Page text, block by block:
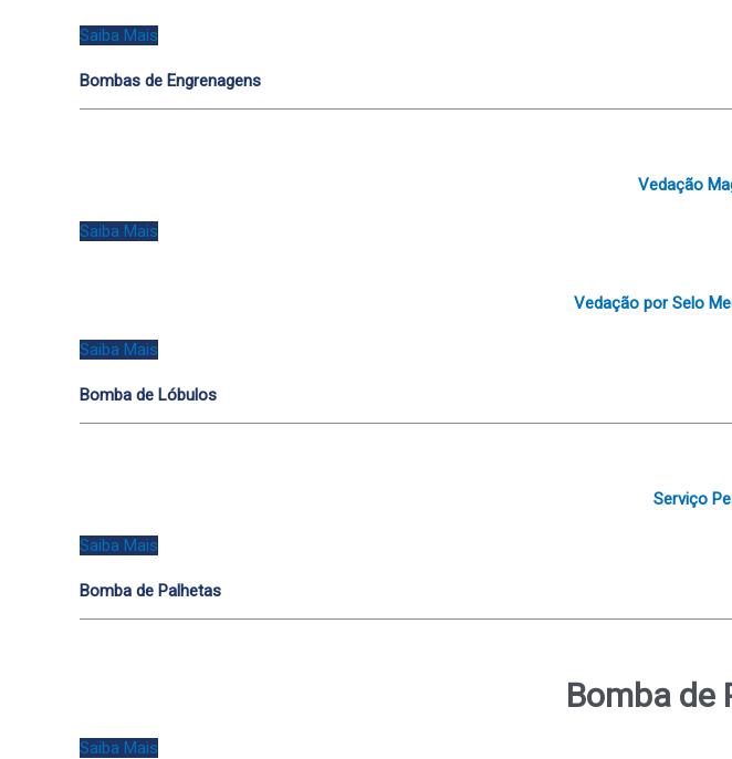
Saiba Mais
Bombas de Engrenagens
Vedação
Saiba Mais
Vedação por Selo
Saiba Mais
Bomba de Lóbulos
Serviço
Saiba Mais
Bomba de Palhetas
Bomba de
Saiba Mais